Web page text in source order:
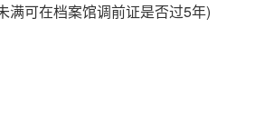
满可在档案馆调前证是否过5年)